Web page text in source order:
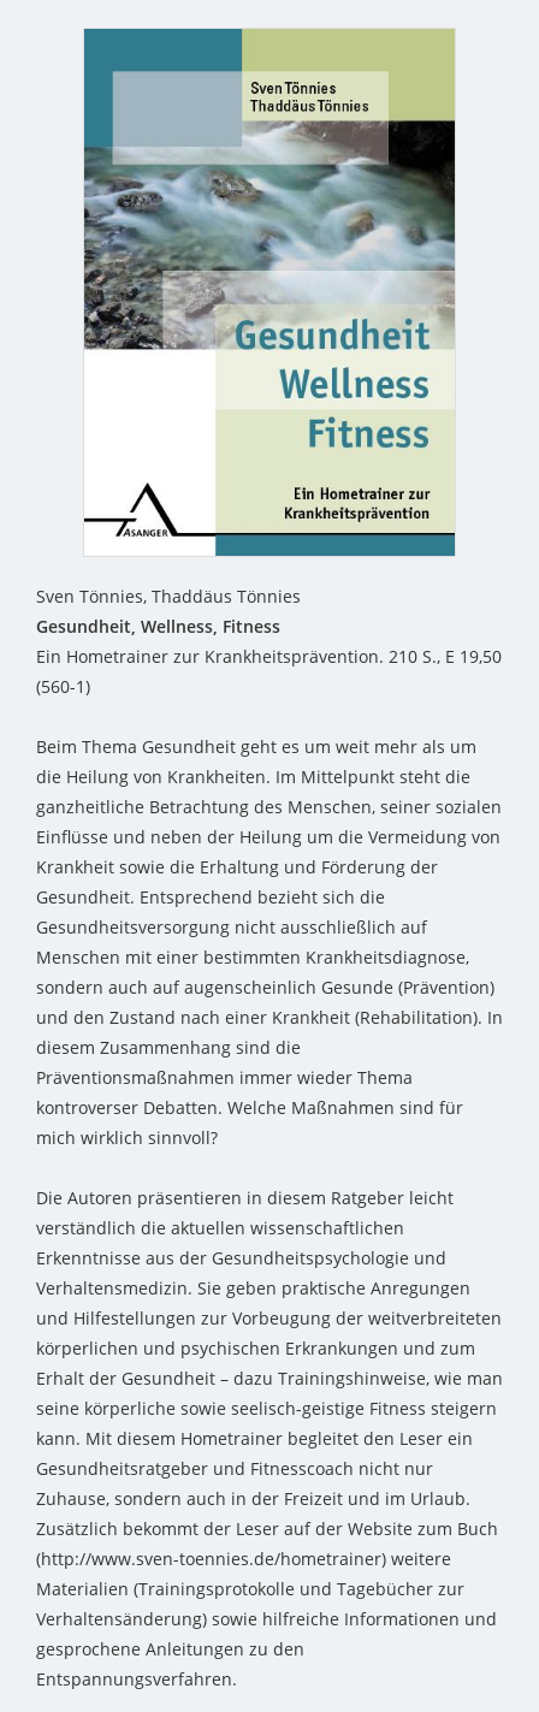
Sven Tönnies, Thaddäus Tönnies
Gesundheit, Wellness, Fitness
Ein Hometrainer zur Krankheitsprävention. 210 S., E 19,50
(560-1)
Beim Thema Gesundheit geht es um weit mehr als um
die Heilung von Krankheiten. Im Mittelpunkt steht die
ganzheitliche Betrachtung des Menschen, seiner sozialen
Einflüsse und neben der Heilung um die Vermeidung von
Krankheit sowie die Erhaltung und Förderung der
Gesundheit. Entsprechend bezieht sich die
Gesundheitsversorgung nicht ausschließlich auf
Menschen mit einer bestimmten Krankheitsdiagnose,
sondern auch auf augenscheinlich Gesunde (Prävention)
und den Zustand nach einer Krankheit (Rehabilitation). In
diesem Zusammenhang sind die
Präventionsmaßnahmen immer wieder Thema
kontroverser Debatten. Welche Maßnahmen sind für
mich wirklich sinnvoll?
Die Autoren präsentieren in diesem Ratgeber leicht
verständlich die aktuellen wissenschaftlichen
Erkenntnisse aus der Gesundheitspsychologie und
Verhaltensmedizin. Sie geben praktische Anregungen
und Hilfestellungen zur Vorbeugung der weitverbreiteten
körperlichen und psychischen Erkrankungen und zum
Erhalt der Gesundheit – dazu Trainingshinweise, wie man
seine körperliche sowie seelisch-geistige Fitness steigern
kann. Mit diesem Hometrainer begleitet den Leser ein
Gesundheitsratgeber und Fitnesscoach nicht nur
Zuhause, sondern auch in der Freizeit und im Urlaub.
Zusätzlich bekommt der Leser auf der Website zum Buch
(http://www.sven-toennies.de/hometrainer) weitere
Materialien (Trainingsprotokolle und Tagebücher zur
Verhaltensänderung) sowie hilfreiche Informationen und
gesprochene Anleitungen zu den
Entspannungsverfahren.